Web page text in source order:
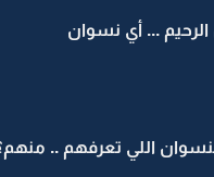
... أي نسوان
اللي تعرفهم ..